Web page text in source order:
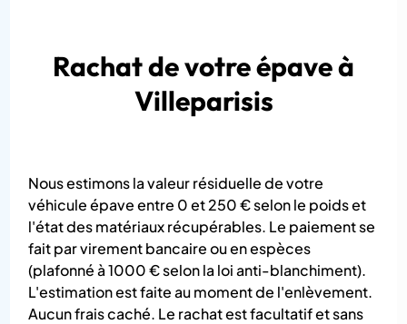
Rachat de votre épave à
Villeparisis
Nous estimons la valeur résiduelle de votre
véhicule épave entre 0 et 250 € selon le poids et
l'état des matériaux récupérables. Le paiement se
fait par virement bancaire ou en espèces
(plafonné à 1000 € selon la loi anti-blanchiment).
L'estimation est faite au moment de l'enlèvement.
Aucun frais caché. Le rachat est facultatif et sans